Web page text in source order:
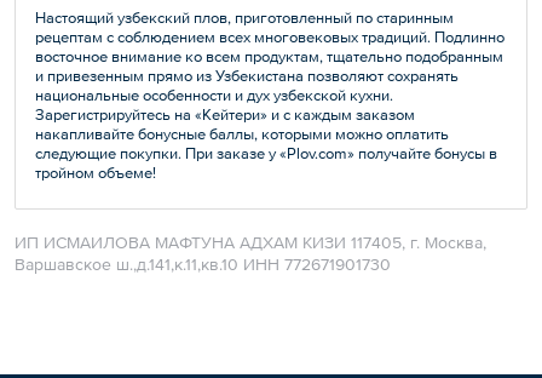
Настоящий узбекский плов, приготовленный по старинным
рецептам с соблюдением всех многовековых традиций. Подлинно
восточное внимание ко всем продуктам, тщательно подобранным
и привезенным прямо из Узбекистана позволяют сохранять
национальные особенности и дух узбекской кухни.
Зарегистрируйтесь на «Кейтери» и с каждым заказом
накапливайте бонусные баллы, которыми можно оплатить
следующие покупки. При заказе у «Plov.com» получайте бонусы в
тройном объеме!
ИП ИСМАИЛОВА МАФТУНА АДХАМ КИЗИ 117405, г. Москва,
Варшавское ш.,д.141,к.11,кв.10 ИНН 772671901730